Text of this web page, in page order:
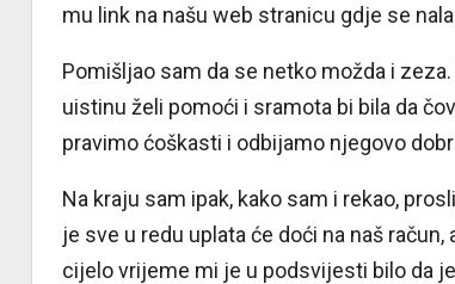
mu link na našu web stranicu gdje se
Pomišljao sam da se netko možda i
uistinu želi pomoći i sramota bi bila da
pravimo ćoškasti i odbijamo njegovo
Na kraju sam ipak, kako sam i rekao,
je sve u redu uplata će doći na naš
cijelo vrijeme mi je u podsvijesti bilo da